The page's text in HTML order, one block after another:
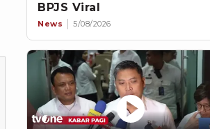
BPJS Viral
News 5/08/2026